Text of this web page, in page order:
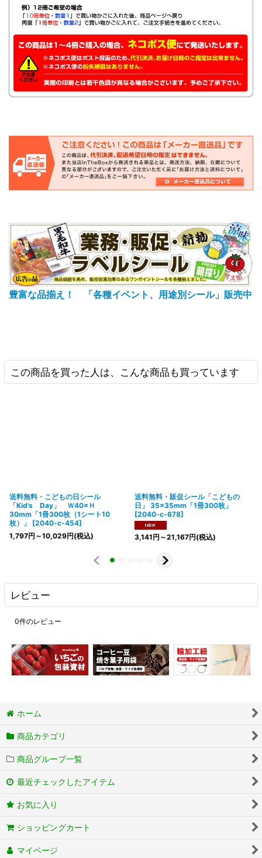
豊富な品揃え！ 「各種イベント、用途別シール」販売中
この商品を買った人は、こんな商品も買っています
送料無料・こどもの日シール
「Kid's Day」 Ｗ40×Ｈ
30mm「1冊300枚（1シート10
枚）」
[2040-c-454]
1,797円 ～10,029円(税込)
送料無料・販促シール「こどもの
日」 35×35mm「1冊300枚」
[2040-c-678]
3,141円 ～21,167円(税込)
レビュー
0件のレビュー
ホーム
商品カテゴリ
商品グループ一覧
最近チェックしたアイテム
お気に入り
ショッピングカート
マイページ